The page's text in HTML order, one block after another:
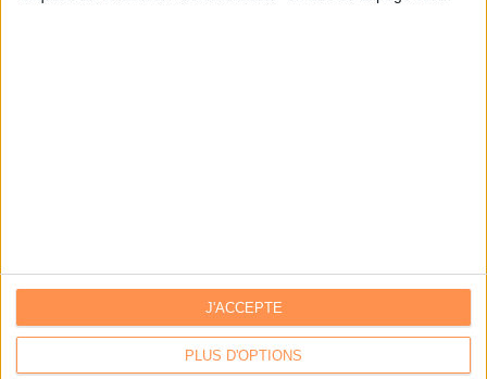
PLUS D'OPTIONS
J'ACCEPTE
Communiquer avec Archimag|Communiquer avec ACE